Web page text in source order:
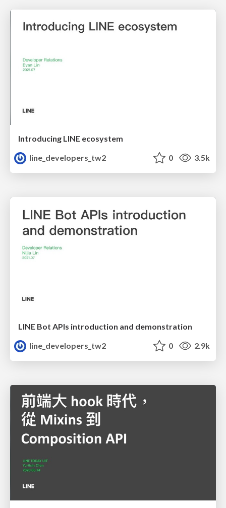
Introducing LINE ecosystem
line_developers_tw2
0 3.5k
LINE Bot APIs introduction and demonstration
line_developers_tw2
0 2.9k